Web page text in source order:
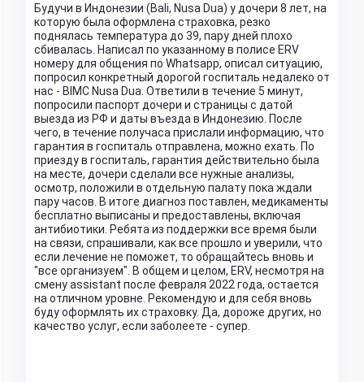
Будучи в Индонезии (Bali, Nusa Dua) у дочери 8 лет, на
которую была оформлена страховка, резко
поднялась температура до 39, пару дней плохо
сбивалась. Написал по указанному в полисе ERV
номеру для общения по Whatsapp, описал ситуацию,
попросил конкретный дорогой госпиталь недалеко от
нас - BIMC Nusa Dua. Ответили в течение 5 минут,
попросили паспорт дочери и страницы с датой
выезда из РФ и даты въезда в Индонезию. После
чего, в течение получаса прислали информацию, что
гарантия в госпиталь отправлена, можно ехать. По
приезду в госпиталь, гарантия действительно была
на месте, дочери сделали все нужные анализы,
осмотр, положили в отдельную палату пока ждали
пару часов. В итоге диагноз поставлен, медикаменты
бесплатно выписаны и предоставлены, включая
антибиотики. Ребята из поддержки все время были
на связи, спрашивали, как все прошло и уверили, что
если лечение не поможет, то обращайтесь вновь и
"все организуем". В общем и целом, ERV, несмотря на
смену assistant после февраля 2022 года, остается
на отличном уровне. Рекомендую и для себя вновь
буду оформлять их страховку. Да, дороже других, но
качество услуг, если заболеете - супер.